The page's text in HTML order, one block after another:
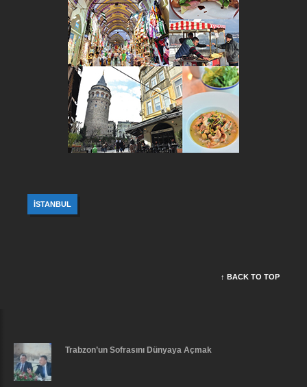
İSTANBUL
↑ BACK TO TOP
Trabzon’un Sofrasını Dünyaya Açmak